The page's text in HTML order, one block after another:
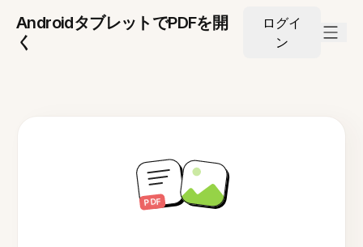
AndroidタブレットでPDFを開
く
ログイ
ン